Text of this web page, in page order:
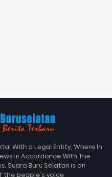
With a Legal Entity, Where In
In Accordance With The
Suara Buru Selatan is an
the people's voice